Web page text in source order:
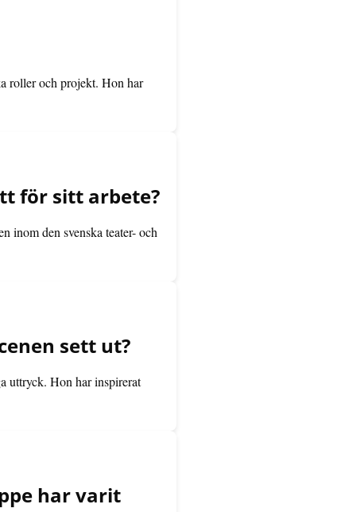
roller och projekt. Hon har
för sitt arbete?
inom den svenska teater- och
sett ut?
uttryck. Hon har inspirerat
har varit